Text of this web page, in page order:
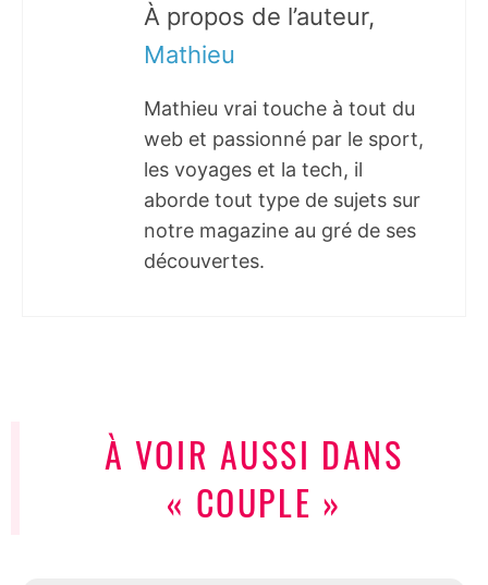
À propos de l’auteur,
Mathieu
Mathieu vrai touche à tout du
web et passionné par le sport,
les voyages et la tech, il
aborde tout type de sujets sur
notre magazine au gré de ses
découvertes.
À VOIR AUSSI DANS
« COUPLE »